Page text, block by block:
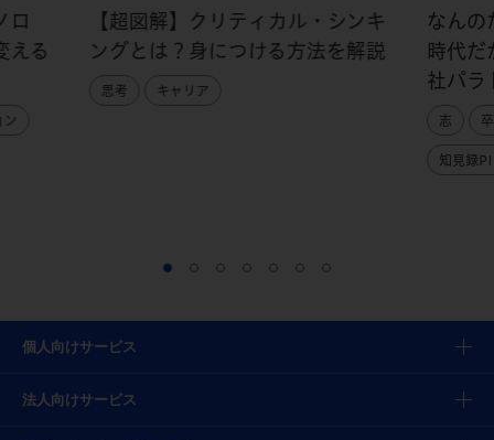
ロ
える
ン
【超図解】クリティカル・シンキ
ングとは？身につける方法を解説
思考 キャリア
なんの
時代だ
社パラ
志
知見録
個人向けサービス
法人向けサービス